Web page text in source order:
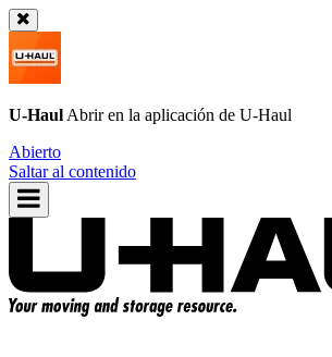
U-Haul Abrir en la aplicación de U-Haul
Abierto
Saltar al contenido